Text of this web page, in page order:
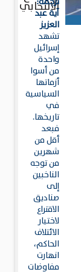
الانتخابي
آية عبد
العزيز
تشهد
إسرائيل
واحدة
من أسوا
أزماتها
السياسية
في
تاريخها.
فبعد
أقل من
شهرين
من توجه
الناخبين
إلى
صناديق
الاقتراع
لاختيار
الائتلاف
الحاكم،
انهارت
مفاوضات